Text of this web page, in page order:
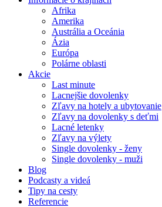
Afrika
Amerika
Austrália a Oceánia
Ázia
Európa
Polárne oblasti
Akcie
Last minute
Lacnejšie dovolenky
Zľavy na hotely a ubytovanie
Zľavy na dovolenky s deťmi
Lacné letenky
Zľavy na výlety
Single dovolenky - ženy
Single dovolenky - muži
Blog
Podcasty a videá
Tipy na cesty
Referencie